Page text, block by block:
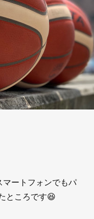
ートフォンでもパ
ところです😆